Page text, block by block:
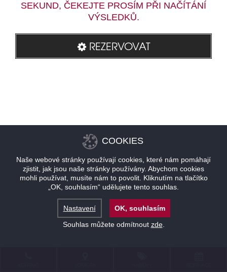
SEKUND, ČEKEJTE PROSÍM PŘI NAČÍTÁNÍ
VÝSLEDKŮ.
REZERVOVAT
COOKIES
Naše webové stránky používají cookies, které nám pomáhají
zjistit, jak jsou naše stránky používány. Abychom cookies
mohli používat, musíte nám to povolit. Kliknutím na tlačítko
„OK, souhlasím“ udělujete tento souhlas.
Nastavení
OK, souhlasím
Souhlas můžete odmítnout zde.